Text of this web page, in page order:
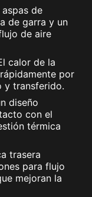
aspas de
de garra y un
de aire
calor de la
por
y transferido.
diseño
con el
térmica
trasera
para flujo
mejoran la